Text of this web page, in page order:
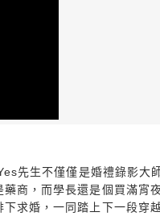
先生不僅僅是婚禮錄影大
商，而學長還是個買滿宵
求婚，一同踏上下一段穿